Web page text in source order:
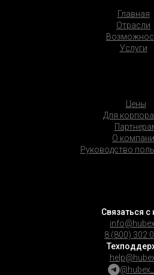
Связаться с
8 (800) 302
Цены
Для
О
Руководство
Главная
Отрасли
Услуги